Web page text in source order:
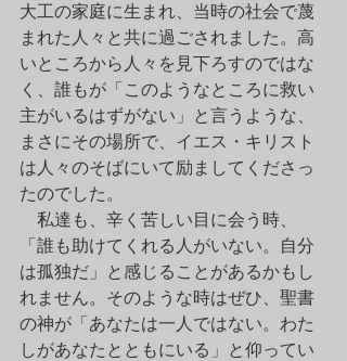
大工の家庭に生まれ、当時の社会で蔑
まれた人々と共に過ごされました。高
いところから人々を見下ろすのではな
く、誰もが「このようなところに救い
主がいるはずがない」と言うような、
まさにその場所で、イエス・キリスト
は人々のそばにいて励ましてくださっ
たのでした。
私達も、辛く苦しい目に会う時、
「誰も助けてくれる人がいない。自分
は孤独だ」と感じることがあるかもし
れません。そのような時はぜひ、聖書
の神が「あなたは一人ではない。わた
しがあなたとともにいる」と仰ってい